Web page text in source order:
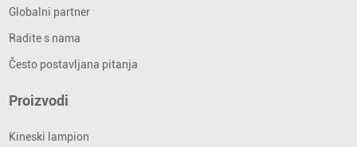
Globalni partner
Radite s nama
Često postavljana pitanja
Proizvodi
Kineski lampion